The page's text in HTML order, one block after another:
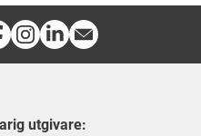
utgivare: